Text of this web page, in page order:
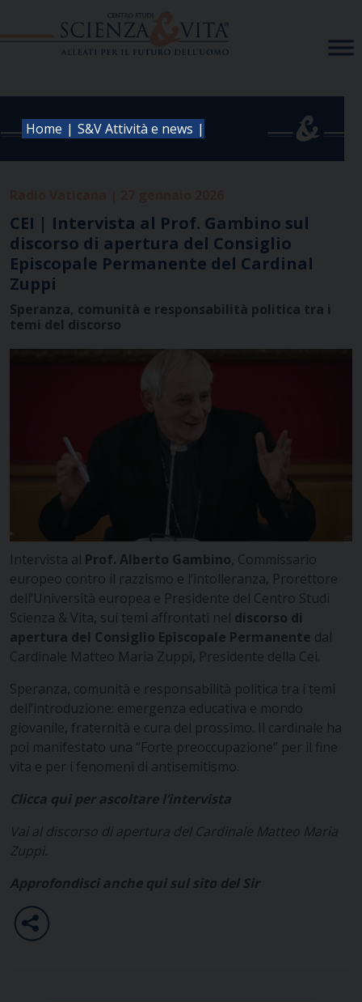
Home | S&V Attività e news |
CEI | Intervista al Prof. Gambino sul
discorso di apertura del Consiglio
Episcopale Permanente del Cardinal
Zuppi
Speranza, comunità e responsabilità politica tra i
temi del discorso
Intervista al Prof. Alberto Gambino , Commissario
europeo contro il razzismo e l’intolleranza, Prorettore
dell’Università europea e Presidente del Centro Studi
Scienza & Vita, sui temi affrontati nel discorso di
apertura del Consiglio Episcopale Permanente dal
Cardinale Matteo Maria Zuppi, Presidente della Cei.
Speranza, comunità e responsabilità politica tra i temi
dell’introduzione: emergenza educativa e mondo
giovanile, fraternità e cura del prossimo. Il cardinale ha
poi manifestato una “Forte preoccupazione” per il fine
vita e per i fenomeni di antisemitismo.
Clicca qui per ascoltare l’intervista
Vai al discorso di apertura del Cardinale Matteo Maria
Zuppi.
Approfondisci anche qui sul sito del Sir